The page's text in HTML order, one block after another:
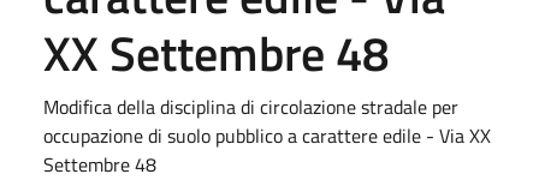
XX Settembre 48
Modifica della disciplina di circolazione stradale per
occupazione di suolo pubblico a carattere edile - Via XX
Settembre 48